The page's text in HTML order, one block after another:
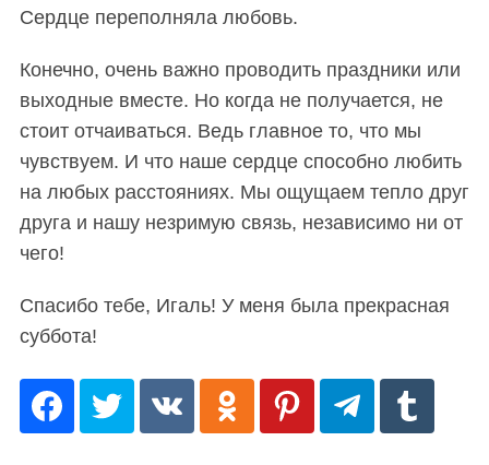
Сердце переполняла любовь.
Конечно, очень важно проводить праздники или
выходные вместе. Но когда не получается, не
стоит отчаиваться. Ведь главное то, что мы
чувствуем. И что наше сердце способно любить
на любых расстояниях. Мы ощущаем тепло друг
друга и нашу незримую связь, независимо ни от
чего!
Спасибо тебе, Игаль! У меня была прекрасная
суббота!
S
r
c
f
r
По авторам